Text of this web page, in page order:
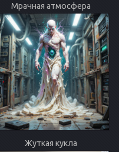
Мрачная атмосфера
Жуткая кукла